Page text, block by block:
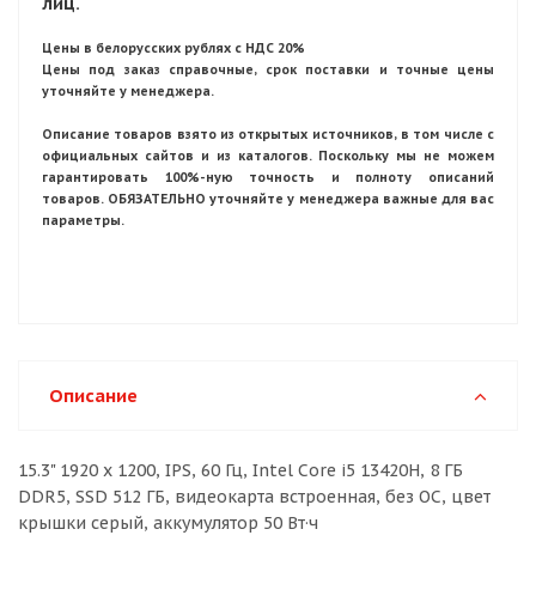
Цены в белорусских рублях с НДС 20%
Цены под заказ справочные, срок поставки и точные цены
уточняйте у менеджера.
Описание товаров взято из открытых источников, в том числе с
официальных сайтов и из каталогов. Поскольку мы не можем
гарантировать 100%-ную точность и полноту описаний
товаров. ОБЯЗАТЕЛЬНО уточняйте у менеджера важные для вас
параметры.
Описание
15.3" 1920 x 1200, IPS, 60 Гц, Intel Core i5 13420H, 8 ГБ
DDR5, SSD 512 ГБ, видеокарта встроенная, без ОС, цвет
крышки серый, аккумулятор 50 Вт·ч